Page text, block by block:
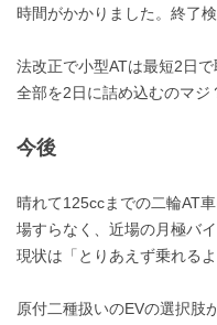
時間がかかりました。終了
法改正で小型ATは最短2日
全部を2日に詰め込むのマジ
今後
晴れて125ccまでの二輪AT
場すらなく、近場の月極バ
現状は「とりあえず乗れる
原付二種扱いのEVの選択肢